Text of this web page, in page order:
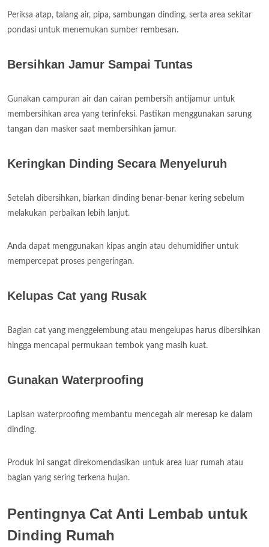
Periksa atap, talang air, pipa, sambungan dinding, serta area sekitar
pondasi untuk menemukan sumber rembesan.
Bersihkan Jamur Sampai Tuntas
Gunakan campuran air dan cairan pembersih antijamur untuk
membersihkan area yang terinfeksi. Pastikan menggunakan sarung
tangan dan masker saat membersihkan jamur.
Keringkan Dinding Secara Menyeluruh
Setelah dibersihkan, biarkan dinding benar-benar kering sebelum
melakukan perbaikan lebih lanjut.
Anda dapat menggunakan kipas angin atau dehumidifier untuk
mempercepat proses pengeringan.
Kelupas Cat yang Rusak
Bagian cat yang menggelembung atau mengelupas harus dibersihkan
hingga mencapai permukaan tembok yang masih kuat.
Gunakan Waterproofing
Lapisan waterproofing membantu mencegah air meresap ke dalam
dinding.
Produk ini sangat direkomendasikan untuk area luar rumah atau
bagian yang sering terkena hujan.
Pentingnya Cat Anti Lembab untuk
Dinding Rumah